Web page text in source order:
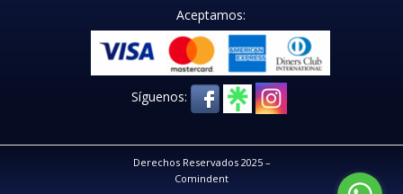
Aceptamos:
Síguenos:
Derechos Reservados 2025 –
Comindent